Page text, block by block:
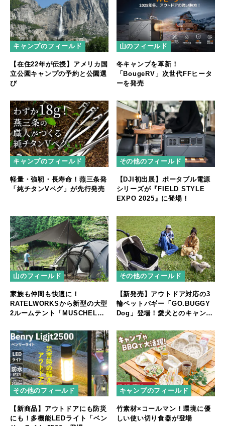
キャンプのフィールド
【在住22年が伝授】アメリカ国
立公園キャンプの予約と公園選
び
山のフィールド
冬キャンプを革新！
「BougeRV」次世代FFヒータ
ーを発売
キャンプのフィールド
軽量・強靭・長寿命！燕三条発
「純チタンVペグ」が先行発売
その他のフィールド
【DJI初出展】ポータブル電源
シリーズが『FIELD STYLE
EXPO 2025』に登場！
山のフィールド
家族も仲間も快適に！
RATELWORKSから新型の大型
2ルームテント「MUSCHEL」
その他のフィールド
【新発売】アウトドア対応の3
輪ペットバギー「GO.BUGGY
Dog」登場！愛犬とのキャンプ
その他のフィールド
【新商品】アウトドアにも防災
にも！多機能LEDライト「ベン
キャンプのフィールド
竹素材×コールマン！環境に優
しい使い切り食器が登場